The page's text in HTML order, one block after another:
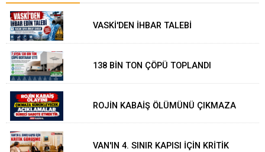
VASKİ'DEN İHBAR TALEBİ
138 BİN TON ÇÖPÜ TOPLANDI
ROJİN KABAİŞ ÖLÜMÜNÜ ÇIKMAZA
VAN'IN 4. SINIR KAPISI İÇİN KRİTİK